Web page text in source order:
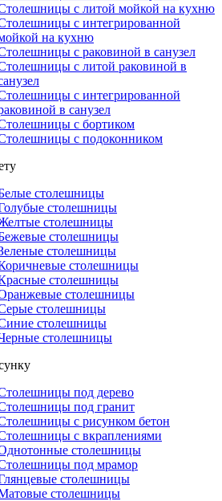
с литой мойкой на кухню
с интегрированной
на кухню
с раковиной в санузел
с литой раковиной в
с интегрированной
в санузел
с бортиком
с подоконником
столешницы
столешницы
столешницы
столешницы
столешницы
столешницы
столешницы
столешницы
столешницы
столешницы
столешницы
под дерево
под гранит
с рисунком бетон
с вкраплениями
столешницы
под мрамор
столешницы
столешницы